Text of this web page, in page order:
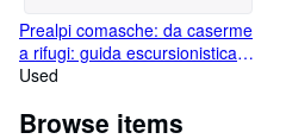
Prealpi comasche: da caserme
a rifugi: guida escursionistica.:
Montagne di Lombardia; 4.
Used
Browse items